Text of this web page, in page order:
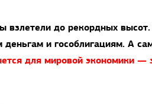
взлетели до рекордных
и гособлигациям. А
для мировой экономики —